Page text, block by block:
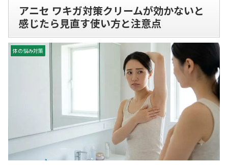
アニセ ワキガ対策クリームが効かないと
感じたら見直す使い方と注意点
体の悩み対策